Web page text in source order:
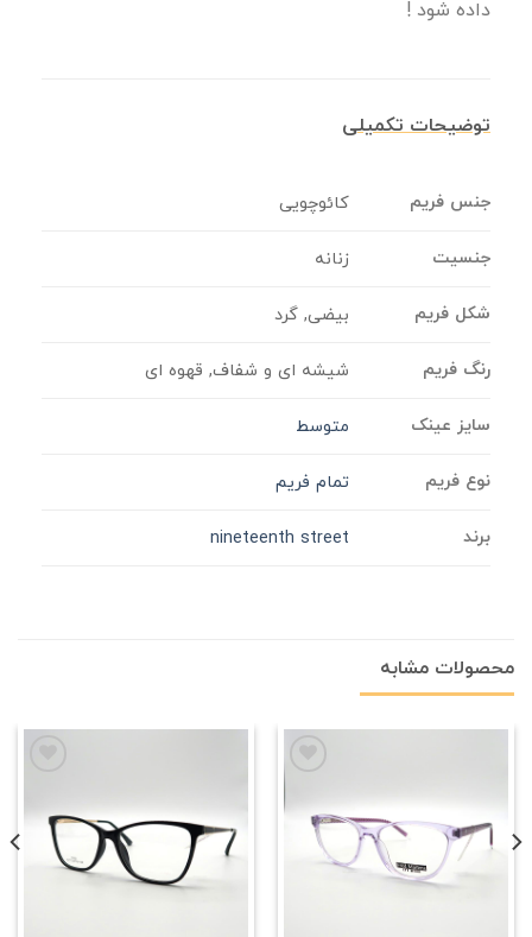
داده شود !
توضیحات تکمیلی
جنس فریم کائوچویی
جنسیت زنانه
شکل فریم بیضی, گرد
رنگ فریم شیشه ای و شفاف, قهوه ای
سایز عینک متوسط
نوع فریم تمام فریم
برند nineteenth street
محصولات مشابه
علاقه
مندی
علاقه
مندی